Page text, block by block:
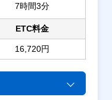
7時間3分
ETC料金
16,720円